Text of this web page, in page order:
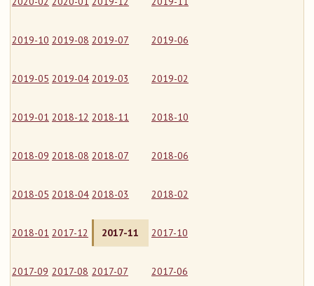
2019-10 2019-08 2019-07 2019-06
2019-05 2019-04 2019-03 2019-02
2019-01 2018-12 2018-11 2018-10
2018-09 2018-08 2018-07 2018-06
2018-05 2018-04 2018-03 2018-02
2018-01 2017-12 2017-11 2017-10
2017-09 2017-08 2017-07 2017-06